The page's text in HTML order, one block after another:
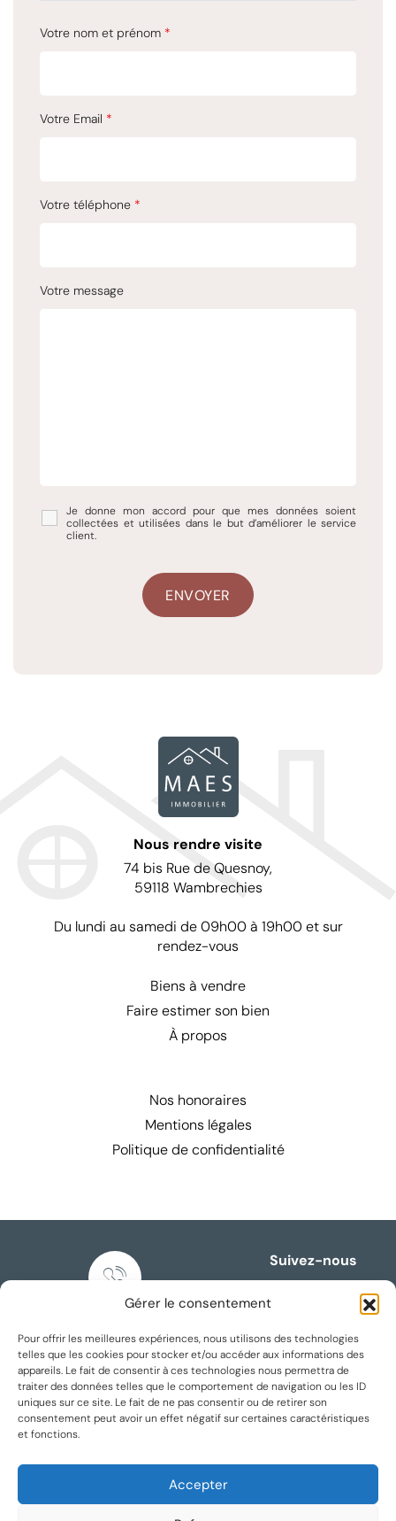
Gérer le consentement
Pour offrir les meilleures expériences, nous utilisons des technologies
telles que les cookies pour stocker et/ou accéder aux informations des
appareils. Le fait de consentir à ces technologies nous permettra de
traiter des données telles que le comportement de navigation ou les ID
uniques sur ce site. Le fait de ne pas consentir ou de retirer son
consentement peut avoir un effet négatif sur certaines caractéristiques
et fonctions.
Accepter
Votre nom et prénom *
Votre Email *
Votre téléphone *
Votre message
Je donne mon accord pour que mes données soient
collectées et utilisées dans le but d’améliorer le service
client.
Nous rendre visite
74 bis Rue de Quesnoy,
59118 Wambrechies
Du lundi au samedi de 09h00 à 19h00 et sur
rendez-vous
Biens à vendre
Faire estimer son bien
À propos
Nos honoraires
Mentions légales
Politique de confidentialité
Nous appeler
+33 3 74 69 05 57
Suivez-nous